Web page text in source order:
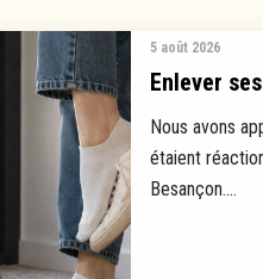
5 août 2026
Enlever
Nous avons
étaient
Besançon....